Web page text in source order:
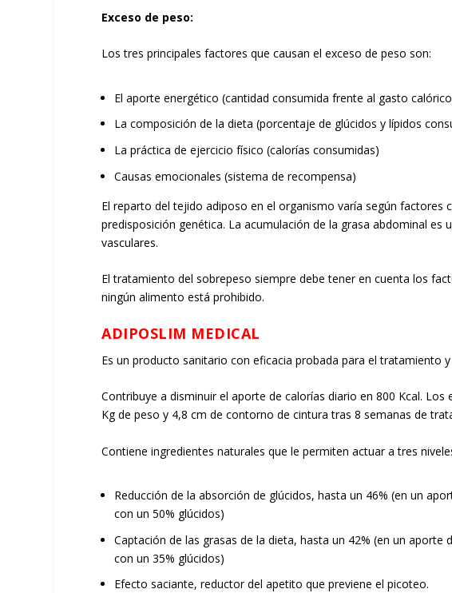
Exceso de peso:
Los tres principales factores que causan el exceso de peso son:
El aporte energético (cantidad consumida frente al gasto
La composición de la dieta (porcentaje de glúcidos y lípidos
La práctica de ejercicio físico (calorías consumidas)
Causas emocionales (sistema de recompensa)
El reparto del tejido adiposo en el organismo varía según factores
predisposición genética. La acumulación de la grasa abdominal es
vasculares.
El tratamiento del sobrepeso siempre debe tener en cuenta los
ningún alimento está prohibido.
ADIPOSLIM MEDICAL
Es un producto sanitario con eficacia probada para el tratamiento
Contribuye a disminuir el aporte de calorías diario en 800 Kcal.
Kg de peso y 4,8 cm de contorno de cintura tras 8 semanas de
Contiene ingredientes naturales que le permiten actuar a tres
Reducción de la absorción de glúcidos, hasta un 46% (en un
con un 50% glúcidos)
Captación de las grasas de la dieta, hasta un 42% (en un
con un 35% glúcidos)
Efecto saciante, reductor del apetito que previene el picoteo.